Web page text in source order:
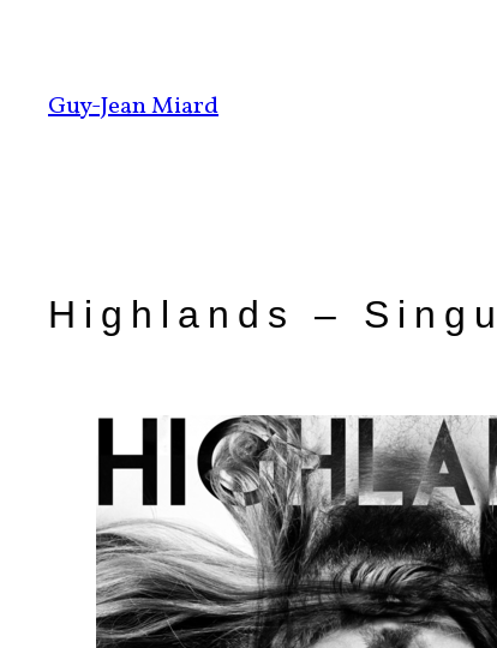
contenuGuy-Jean Miard
Highlands –